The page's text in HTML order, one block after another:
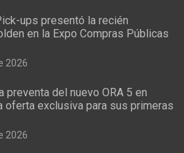
ups presentó la recién
en la Expo Compras Públicas
2026
preventa del nuevo ORA 5 en
oferta exclusiva para sus primeras
2026